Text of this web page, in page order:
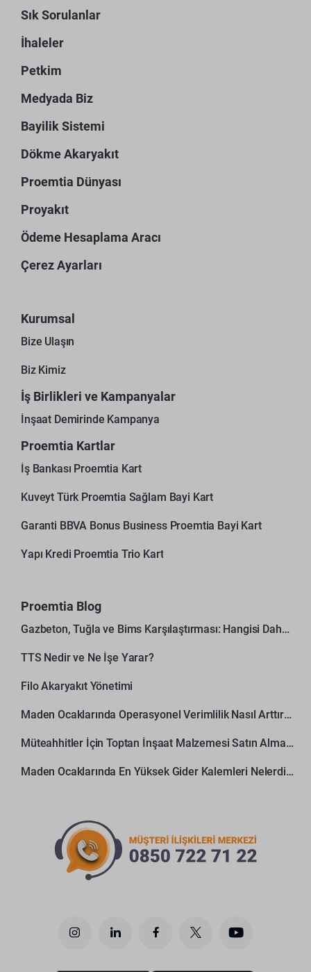
Sık Sorulanlar
İhaleler
Petkim
Medyada Biz
Bayilik Sistemi
Dökme Akaryakıt
Proemtia Dünyası
Proyakıt
Ödeme Hesaplama Aracı
Çerez Ayarları
Kurumsal
Bize Ulaşın
Biz Kimiz
İş Birlikleri ve Kampanyalar
İnşaat Demirinde Kampanya
Proemtia Kartlar
İş Bankası Proemtia Kart
Kuveyt Türk Proemtia Sağlam Bayi Kart
Garanti BBVA Bonus Business Proemtia Bayi Kart
Yapı Kredi Proemtia Trio Kart
Proemtia Blog
Gazbeton, Tuğla ve Bims Karşılaştırması: Hangisi Daha Avantajlı?
TTS Nedir ve Ne İşe Yarar?
Filo Akaryakıt Yönetimi
Maden Ocaklarında Operasyonel Verimlilik Nasıl Arttırılır?
Müteahhitler İçin Toptan İnşaat Malzemesi Satın Alma Rehberi
Maden Ocaklarında En Yüksek Gider Kalemleri Nelerdir?